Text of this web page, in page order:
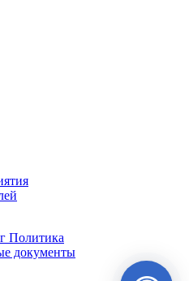
Политика
документы